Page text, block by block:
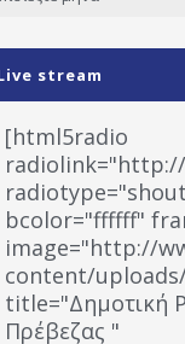
stream
[html5radio
bcolor="ffffff"
image="http://
content/uploads/
title="Δημοτική
Πρέβεζας "